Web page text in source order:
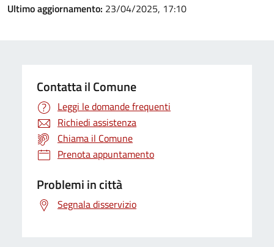
Ultimo aggiornamento: 23/04/2025, 17:10
Contatta il Comune
Leggi le domande frequenti
Richiedi assistenza
Chiama il Comune
Prenota appuntamento
Problemi in città
Segnala disservizio